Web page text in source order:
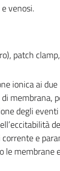
venosi.
patch clamp,
ionica ai
membrana,
degli eventi
e
le membrane